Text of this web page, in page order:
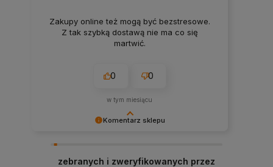
Komentarz sklepu
jak Ty. Z pozdrowieniami, obsługa sklepu.
Zakupy online też mogą być bezstresowe.
Z tak szybką dostawą nie ma co się
martwić.
0 0
w tym miesiącu
zebranych i zweryfikowanych przez